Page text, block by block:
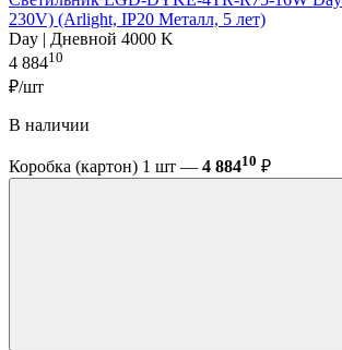
230V) (Arlight, IP20 Металл, 5 лет)
Day | Дневной 4000 K
4 88410
₽/шт
В наличии
Коробка (картон) 1 шт — 4 88410 ₽